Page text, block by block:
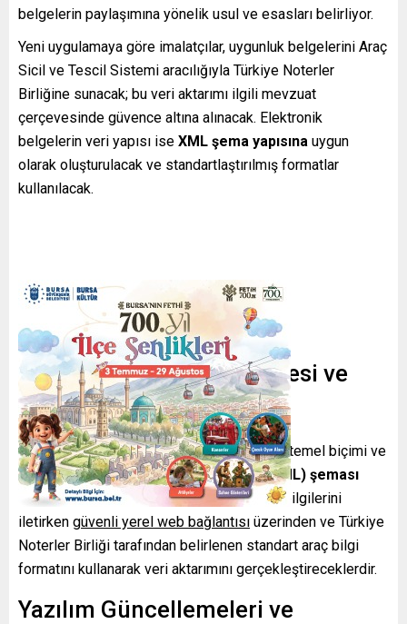
belgelerin paylaşımına yönelik usul ve esasları belirliyor.
Yeni uygulamaya göre imalatçılar, uygunluk belgelerini Araç
Sicil ve Tescil Sistemi aracılığıyla Türkiye Noterler
Birliğine sunacak; bu veri aktarımı ilgili mevzuat
çerçevesinde güvence altına alınacak. Elektronik
belgelerin veri yapısı ise XML şema yapısına uygun
olarak oluşturulacak ve standartlaştırılmış formatlar
kullanılacak.
Elektronik Uygunluk Belgesi ve
Veri Şartları
Uygunluk belgesine ilişkin veri unsurlarının temel biçimi ve
yapısıGenişletilebilir İşaretleme Dili (XML) şeması
ilkelerine göre belirlenir. İmalatçılar, belge bilgilerini
iletirken güvenli yerel web bağlantısı üzerinden ve Türkiye
Noterler Birliği tarafından belirlenen standart araç bilgi
formatını kullanarak veri aktarımını gerçekleştireceklerdir.
Yazılım Güncellemeleri ve